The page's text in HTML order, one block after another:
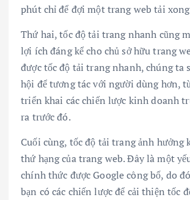
phút chỉ để đợi một trang web tải
Thứ hai, tốc độ tải trang nhanh cũng
lợi ích đáng kể cho chủ sở hữu trang
được tốc độ tải trang nhanh, chúng ta
hội để tương tác với người dùng hơn,
triển khai các chiến lược kinh doanh
ra trước đó.
Cuối cùng, tốc độ tải trang ảnh hưởng
thứ hạng của trang web. Đây là một
chính thức được Google công bố, do
bạn có các chiến lược để cải thiện tốc